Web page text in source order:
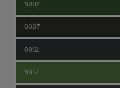
6002
6007
6012
6017